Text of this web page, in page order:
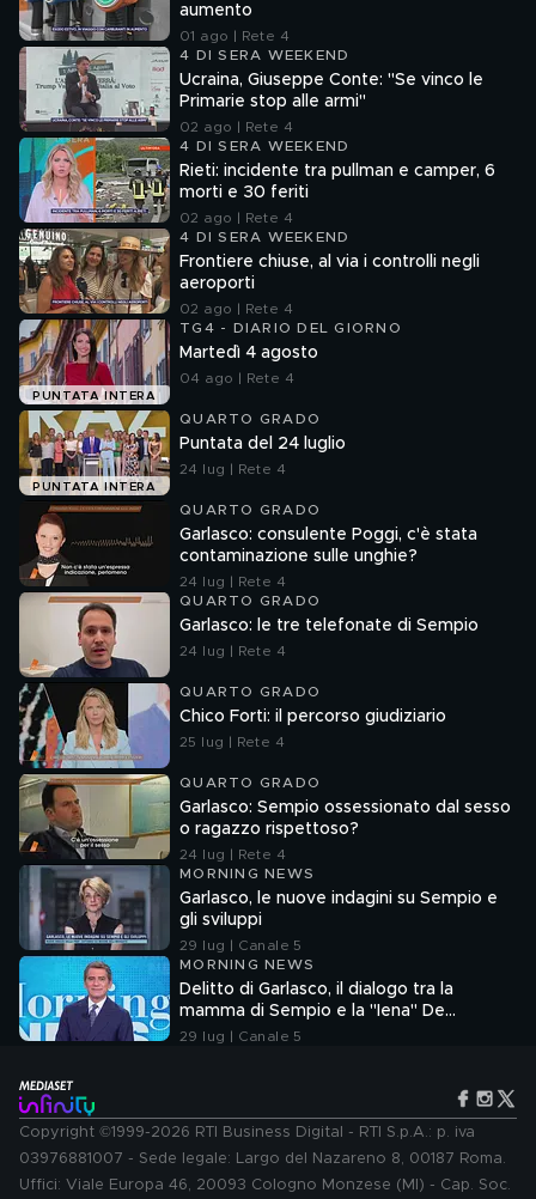
aumento
01 ago | Rete 4
4 DI SERA WEEKEND
Ucraina, Giuseppe Conte: "Se vinco le
Primarie stop alle armi"
02 ago | Rete 4
4 DI SERA WEEKEND
Rieti: incidente tra pullman e camper, 6
morti e 30 feriti
02 ago | Rete 4
4 DI SERA WEEKEND
Frontiere chiuse, al via i controlli negli
aeroporti
02 ago | Rete 4
PUNTATA INTERA
TG4 - DIARIO DEL GIORNO
Martedì 4 agosto
04 ago | Rete 4
PUNTATA INTERA
QUARTO GRADO
Puntata del 24 luglio
24 lug | Rete 4
QUARTO GRADO
Garlasco: consulente Poggi, c'è stata
contaminazione sulle unghie?
24 lug | Rete 4
QUARTO GRADO
Garlasco: le tre telefonate di Sempio
24 lug | Rete 4
QUARTO GRADO
Chico Forti: il percorso giudiziario
25 lug | Rete 4
QUARTO GRADO
Garlasco: Sempio ossessionato dal sesso
o ragazzo rispettoso?
24 lug | Rete 4
MORNING NEWS
Garlasco, le nuove indagini su Sempio e
gli sviluppi
29 lug | Canale 5
MORNING NEWS
Delitto di Garlasco, il dialogo tra la
mamma di Sempio e la "Iena" De
Giuseppe nel 2022
29 lug | Canale 5
Copyright ©1999-2026 RTI Business Digital - RTI S.p.A.: p. iva
03976881007 - Sede legale: Largo del Nazareno 8, 00187 Roma.
Uffici: Viale Europa 46, 20093 Cologno Monzese (MI) - Cap. Soc.